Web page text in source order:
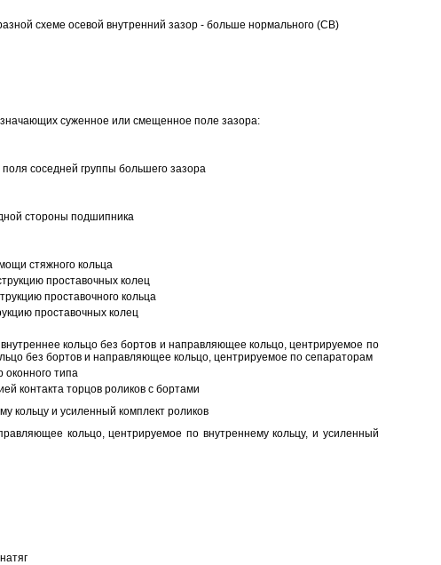
схеме осевой внутренний зазор - больше нормального (CB)
суженное или смещенное поле зазора:
соседней группы большего зазора
стороны подшипника
стяжного кольца
проставочных колец
проставочного кольца
проставочных колец
кольцо без бортов и направляющее кольцо, центрируемое по
без бортов и направляющее кольцо, центрируемое по сепараторам
типа
контакта торцов роликов с бортами
кольцу и усиленный комплект роликов
кольцо, центрируемое по внутреннему кольцу, и усиленный